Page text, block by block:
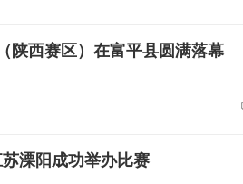
陕西赛区）在富平县圆满落幕
溧阳成功举办比赛